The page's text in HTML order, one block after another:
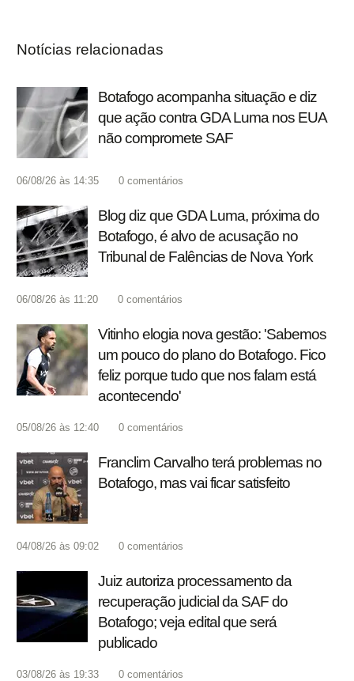
Notícias relacionadas
Botafogo acompanha situação e diz
que ação contra GDA Luma nos EUA
não compromete SAF
06/08/26 às 14:35 0 comentários
Blog diz que GDA Luma, próxima do
Botafogo, é alvo de acusação no
Tribunal de Falências de Nova York
06/08/26 às 11:20 0 comentários
Vitinho elogia nova gestão: 'Sabemos
um pouco do plano do Botafogo. Fico
feliz porque tudo que nos falam está
acontecendo'
05/08/26 às 12:40 0 comentários
Franclim Carvalho terá problemas no
Botafogo, mas vai ficar satisfeito
04/08/26 às 09:02 0 comentários
Juiz autoriza processamento da
recuperação judicial da SAF do
Botafogo; veja edital que será
publicado
03/08/26 às 19:33 0 comentários